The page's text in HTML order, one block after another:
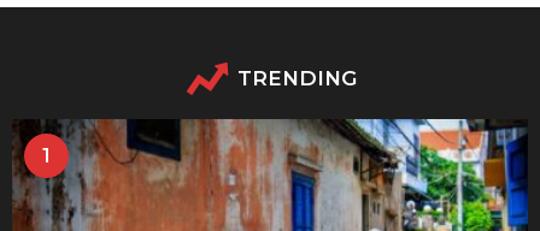
TRENDING
1